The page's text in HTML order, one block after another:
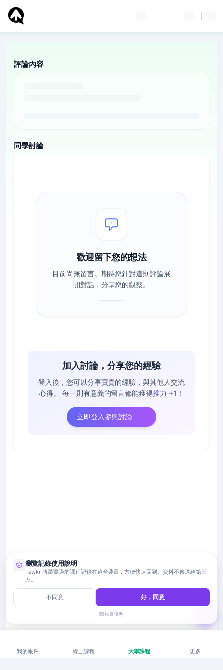
評論內容
同學討論
歡迎留下您的想法
目前尚無留言。期待您針對這則評論展
開對話，分享您的觀察。
加入討論，分享您的經驗
登入後，您可以分享寶貴的經驗，與其他人交流
心得。
每一則有意義的留言都能獲得推力 +1 ！
立即登入參與討論
我的帳戶 線上課程 大學課程 更多
瀏覽記錄使用說明
Tewkr 將瀏覽過的課程記錄在這台裝置，方便快速回到。資料不傳送給第三
方。
不同意 好，同意
隱私權說明